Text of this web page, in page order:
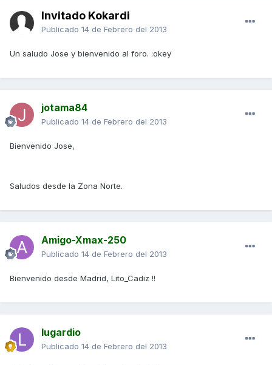
Invitado Kokardi
Publicado 14 de Febrero del 2013
Un saludo Jose y bienvenido al foro. :okey
jotama84
Publicado 14 de Febrero del 2013
Bienvenido Jose,
Saludos desde la Zona Norte.
Amigo-Xmax-250
Publicado 14 de Febrero del 2013
Bienvenido desde Madrid, Lito_Cadiz !!
lugardio
Publicado 14 de Febrero del 2013